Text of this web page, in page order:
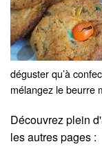
déguster qu’à
mélangez le beurre
Découvrez plein
les autres pages :